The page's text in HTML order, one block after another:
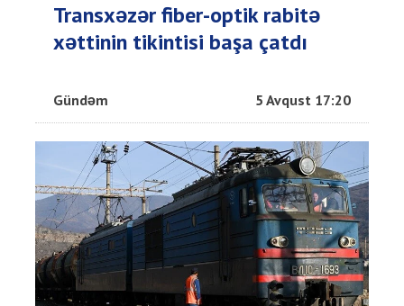
Transxəzər fiber-optik rabitə
xəttinin tikintisi başa çatdı
Gündəm 5 Avqust 17:20